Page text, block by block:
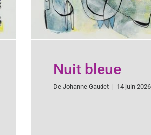
Nuit bleue
De Johanne Gaudet | 14 juin 2026